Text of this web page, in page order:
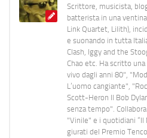
Scrittore, musicista,
batterista in una
Link Quartet, Lilith),
e suonando in tutta
Clash, Iggy and the
Chao etc. Ha scritto
vivo dagli anni 80",
L’uomo cangiante",
Scott-Heron Il Bob
senza tempo".
"Vinile" e i quotidiani “Il
giurati del Premio